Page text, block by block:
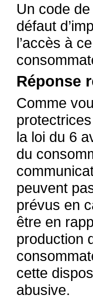
Un code
défaut
l’accès à
Réponse
Comme
la loi du 6
du
peuvent
prévus en
être en
production
cette
abusive.